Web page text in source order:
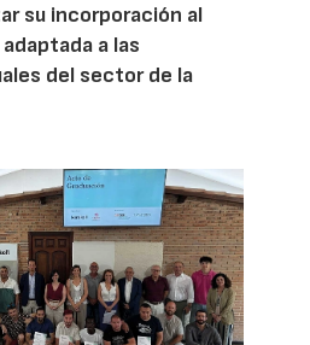
su incorporación al
a las
del sector de la